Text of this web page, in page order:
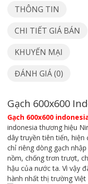
THÔNG TIN
CHI TIẾT GIÁ BÁN
KHUYẾN MẠI
ĐÁNH GIÁ (0)
Gạch 600x600
Gạch 600x600
indonesia thương hiệu
dây truyền tiên tiến, hiện
chỉ riêng dòng gạch
nồm, chống trơn trượt,
hậu của nước ta. Vì vậy
hành nhất thị trường Việt